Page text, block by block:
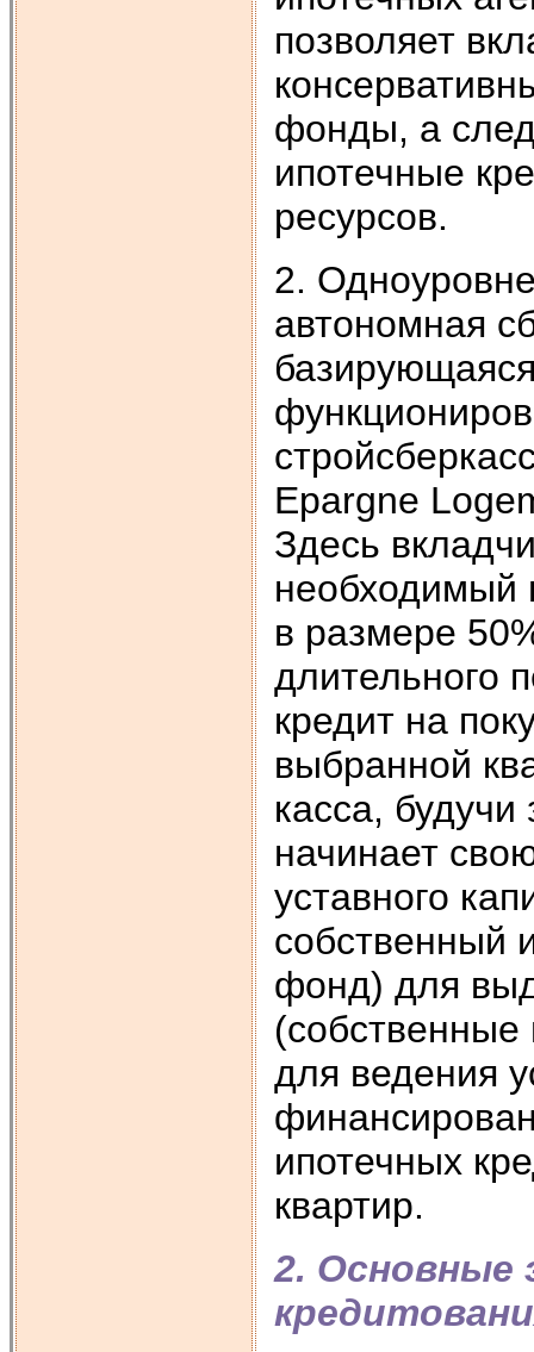
позволяет
фонды, а
ипотечные
ресурсов.
2.
автономная
Epargne
Здесь
необходимый
в размере
длительного
кредит на
выбранной
касса,
начинает
уставного
собственный
фонд) для
(собственные
для ведения
ипотечных
квартир.
2. Основные